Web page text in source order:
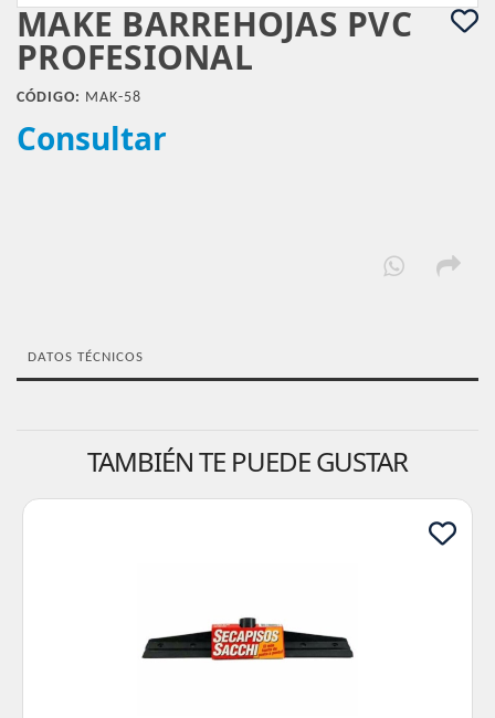
MAKE BARREHOJAS PVC
PROFESIONAL
CÓDIGO: MAK-58
Consultar
DATOS TÉCNICOS
TAMBIÉN TE PUEDE GUSTAR